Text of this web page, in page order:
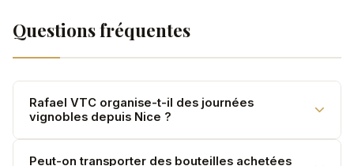
Questions fréquentes
Rafael VTC organise-t-il des journées
vignobles depuis Nice ?
Oui. Mise à disposition journée — itinéraire sur mesure
Peut-on transporter des bouteilles achetées